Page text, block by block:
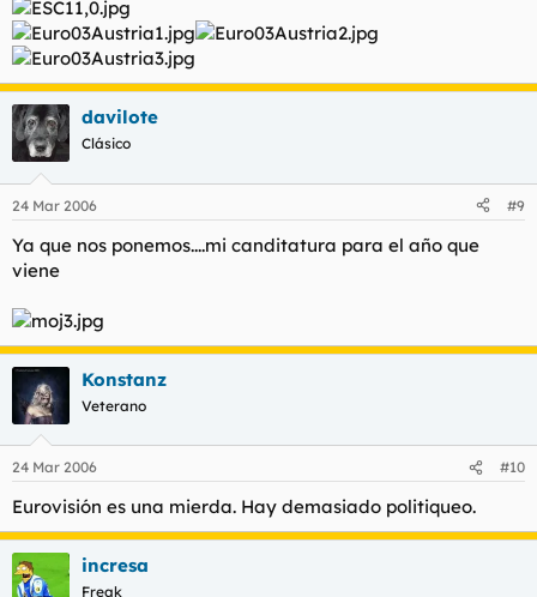
davilote
Clásico
24 Mar 2006 #9
Ya que nos ponemos....mi canditatura para el año que
viene
Konstanz
Veterano
24 Mar 2006 #10
Eurovisión es una mierda. Hay demasiado politiqueo.
incresa
Freak